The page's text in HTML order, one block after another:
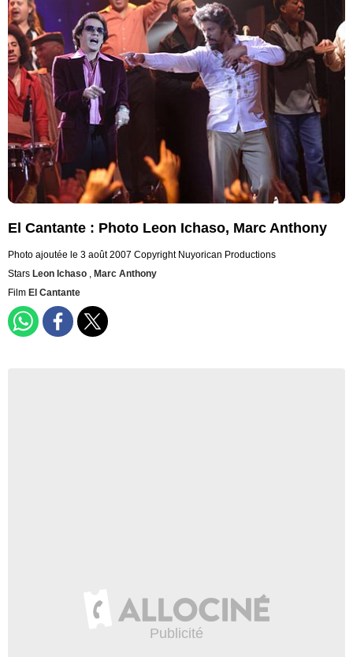
El Cantante : Photo Leon Ichaso, Marc Anthony
Photo ajoutée le 3 août 2007 Copyright Nuyorican Productions
Stars Leon Ichaso , Marc Anthony
Film El Cantante